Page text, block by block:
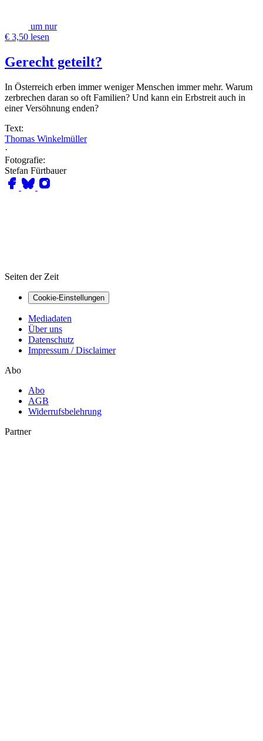
um nur
€ 3,50 lesen
Gerecht geteilt?
In Österreich erben immer weniger Menschen immer mehr. Warum
zerbrechen daran so oft Familien? Und kann ein Erbstreit auch in
einer Versöhnung enden?
Text:
Thomas Winkelmüller
·
Fotografie:
Stefan Fürtbauer
Seiten der Zeit
Cookie-Einstellungen
Mediadaten
Über uns
Datenschutz
Impressum / Disclaimer
Abo
Abo
AGB
Widerrufsbelehrung
Partner